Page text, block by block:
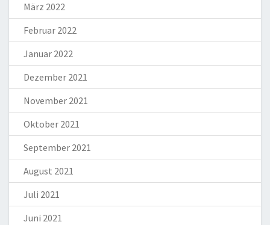
März 2022
Februar 2022
Januar 2022
Dezember 2021
November 2021
Oktober 2021
September 2021
August 2021
Juli 2021
Juni 2021